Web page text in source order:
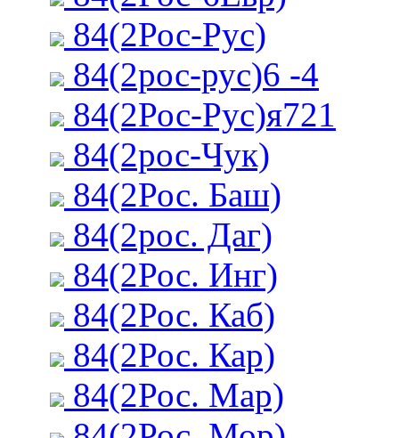
84(2Рос-Рус)
84(2рос-рус)6 -4
84(2Рос-Рус)я721
84(2рос-Чук)
84(2Рос. Баш)
84(2рос. Даг)
84(2Рос. Инг)
84(2Рос. Каб)
84(2Рос. Кар)
84(2Рос. Мар)